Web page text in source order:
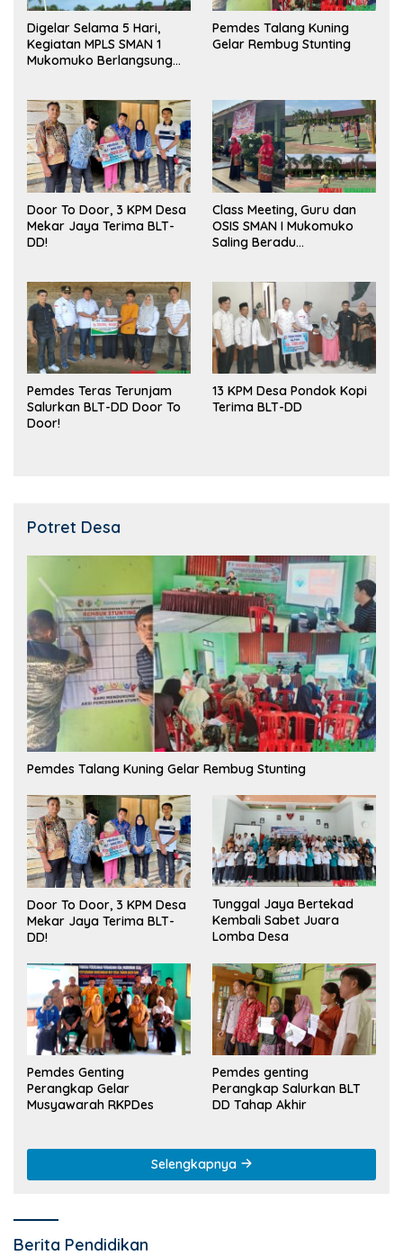
Digelar Selama 5 Hari,
Kegiatan MPLS SMAN 1
Mukomuko Berlangsung
Pemdes Talang Kuning
Gelar Rembug Stunting
Door To Door, 3 KPM Desa
Mekar Jaya Terima BLT-
DD!
Class Meeting, Guru dan
OSIS SMAN I Mukomuko
Saling Beradu
Pemdes Teras Terunjam
Salurkan BLT-DD Door To
Door!
13 KPM Desa Pondok Kopi
Terima BLT-DD
Potret Desa
Pemdes Talang Kuning Gelar Rembug Stunting
Door To Door, 3 KPM Desa
Mekar Jaya Terima BLT-
DD!
Tunggal Jaya Bertekad
Kembali Sabet Juara
Lomba Desa
Pemdes Genting
Perangkap Gelar
Musyawarah RKPDes
Pemdes genting
Perangkap Salurkan BLT
DD Tahap Akhir
Selengkapnya
Berita Pendidikan